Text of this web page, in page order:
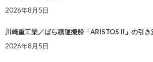
2026年8月5日
川崎重工業／ばら積運搬船「ARISTOS II」の引き
2026年8月5日